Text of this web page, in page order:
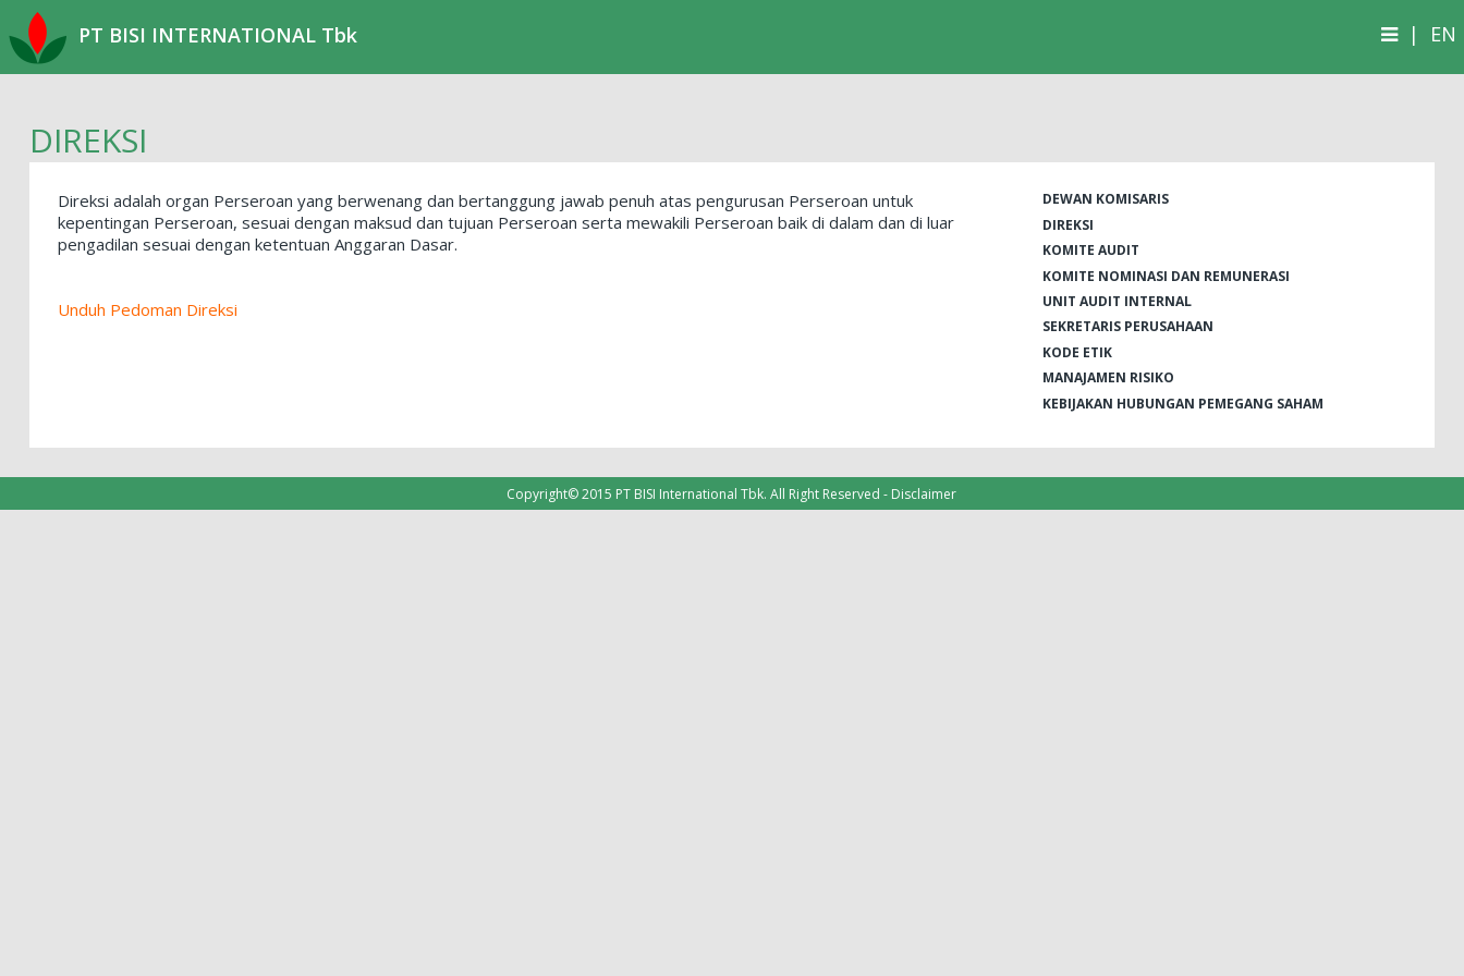
PT BISI INTERNATIONAL Tbk | EN
DIREKSI
Direksi adalah organ Perseroan yang berwenang dan bertanggung jawab penuh atas pengurusan Perseroan untuk
kepentingan Perseroan, sesuai dengan maksud dan tujuan Perseroan serta mewakili Perseroan baik di dalam dan di luar
pengadilan sesuai dengan ketentuan Anggaran Dasar.
Unduh Pedoman Direksi
DEWAN KOMISARIS
DIREKSI
KOMITE AUDIT
KOMITE NOMINASI DAN REMUNERASI
UNIT AUDIT INTERNAL
SEKRETARIS PERUSAHAAN
KODE ETIK
MANAJAMEN RISIKO
KEBIJAKAN HUBUNGAN PEMEGANG SAHAM
Copyright© 2015 PT BISI International Tbk. All Right Reserved - Disclaimer